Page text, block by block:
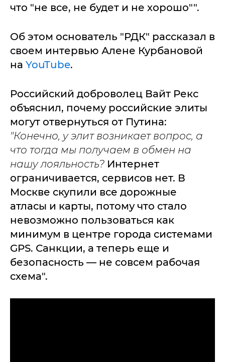
что "не все, не будет и не хорошо"".
Об этом основатель "РДК" рассказал в
своем интервью Алене Курбановой
на YouTube.
Российский доброволец Вайт Рекс
объяснил, почему российские элиты
могут отвернуться от Путина:
"Конечно, у элит возникает вопрос, а
что тогда мы получаем в обмен на
нашу лояльность? Интернет
ограничивается, сервисов нет. В
Москве скупили все дорожные
атласы и карты, потому что стало
невозможно пользоваться как
минимум в центре города системами
GPS. Санкции, а теперь еще и
безопасность — не совсем рабочая
схема".